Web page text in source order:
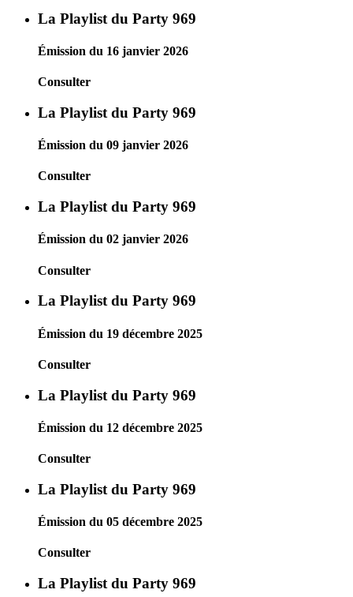
La Playlist du Party 969
Émission du 16 janvier 2026
Consulter
La Playlist du Party 969
Émission du 09 janvier 2026
Consulter
La Playlist du Party 969
Émission du 02 janvier 2026
Consulter
La Playlist du Party 969
Émission du 19 décembre 2025
Consulter
La Playlist du Party 969
Émission du 12 décembre 2025
Consulter
La Playlist du Party 969
Émission du 05 décembre 2025
Consulter
La Playlist du Party 969